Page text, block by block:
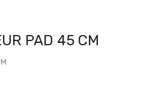
PAD 45 CM